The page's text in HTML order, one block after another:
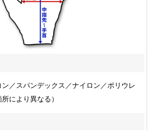
／スパンデックス／ナイロン／ポリウレ
により異なる）